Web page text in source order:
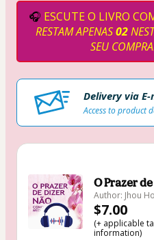
🎧 ESCUTE O LIVRO
RESTAM APENAS 02
SEU
Delivery via
Access to product
O Prazer
Author: Jhou
$7.00
(+ applicable
information)